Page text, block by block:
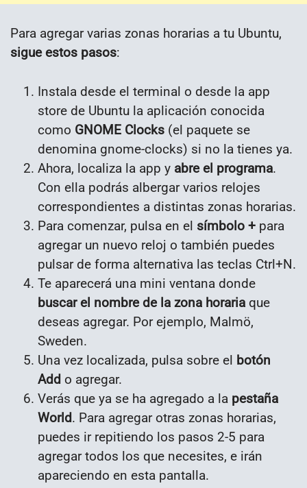
Para agregar varias zonas horarias a tu Ubuntu,
sigue estos pasos:
Instala desde el terminal o desde la app
store de Ubuntu la aplicación conocida
como GNOME Clocks (el paquete se
denomina gnome-clocks) si no la tienes ya.
Ahora, localiza la app y abre el programa.
Con ella podrás albergar varios relojes
correspondientes a distintas zonas horarias.
Para comenzar, pulsa en el símbolo + para
agregar un nuevo reloj o también puedes
pulsar de forma alternativa las teclas Ctrl+N.
Te aparecerá una mini ventana donde
buscar el nombre de la zona horaria que
deseas agregar. Por ejemplo, Malmö,
Sweden.
Una vez localizada, pulsa sobre el botón
Add o agregar.
Verás que ya se ha agregado a la pestaña
World. Para agregar otras zonas horarias,
puedes ir repitiendo los pasos 2-5 para
agregar todos los que necesites, e irán
apareciendo en esta pantalla.